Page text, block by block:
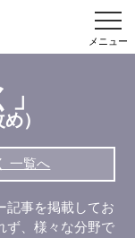
メニュー
）
一覧へ
記事を掲載してお
ず、様々な分野で